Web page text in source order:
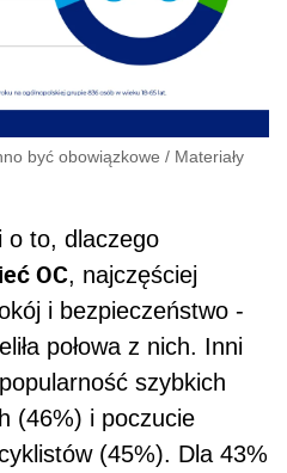
być obowiązkowe / Materiały
o to, dlaczego
OC, najczęściej
i bezpieczeństwo -
połowa z nich. Inni
szybkich
(46%) i poczucie
(45%). Dla 43%